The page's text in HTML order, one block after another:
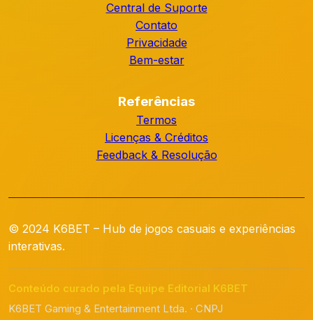
Central de Suporte
Contato
Privacidade
Bem-estar
Referências
Termos
Licenças & Créditos
Feedback & Resolução
© 2024 K6BET – Hub de jogos casuais e experiências
interativas.
Conteúdo curado pela Equipe Editorial K6BET
K6BET Gaming & Entertainment Ltda. · CNPJ